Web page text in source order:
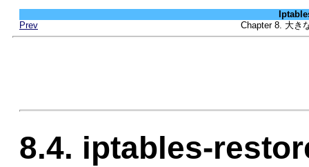
Prev
Chapter 8. 大き
8.4. iptables-